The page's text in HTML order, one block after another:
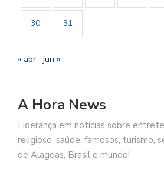
30 31
« abr jun »
A Hora News
Liderança em notícias sobre
religioso, saúde, famosos, turismo,
de Alagoas, Brasil e mundo!